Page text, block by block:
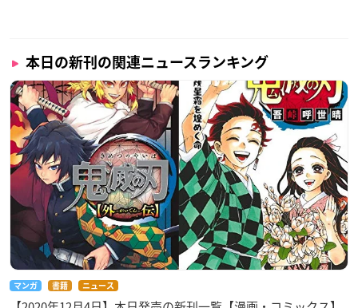
本日の新刊の関連ニュースランキング
マンガ 書籍 ニュース